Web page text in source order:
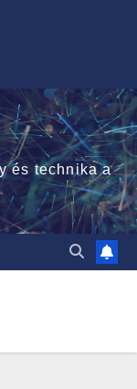
és technika a